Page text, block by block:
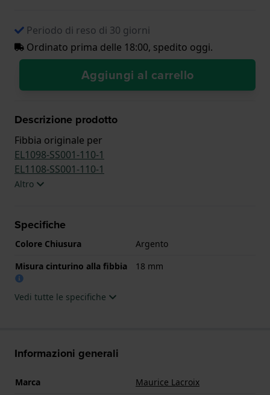
Periodo di reso di 30 giorni
Ordinato prima delle 18:00, spedito oggi.
Aggiungi al carrello
Descrizione prodotto
Fibbia originale per
EL1098-SS001-110-1
EL1108-SS001-110-1
Altro
Specifiche
Colore Chiusura
Argento
Misura cinturino alla fibbia
18 mm
Vedi tutte le specifiche
Informazioni generali
Marca
Maurice Lacroix